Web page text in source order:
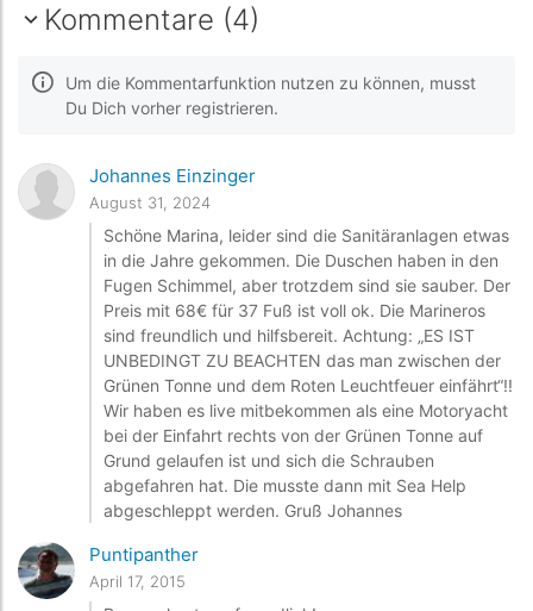
Kommentare (4)
Um die Kommentarfunktion nutzen zu können, musst
Du Dich vorher registrieren.
Johannes Einzinger
August 31, 2024
Schöne Marina, leider sind die Sanitäranlagen etwas
in die Jahre gekommen. Die Duschen haben in den
Fugen Schimmel, aber trotzdem sind sie sauber. Der
Preis mit 68€ für 37 Fuß ist voll ok. Die Marineros
sind freundlich und hilfsbereit. Achtung: „ES IST
UNBEDINGT ZU BEACHTEN das man zwischen der
Grünen Tonne und dem Roten Leuchtfeuer einfährt“!!
Wir haben es live mitbekommen als eine Motoryacht
bei der Einfahrt rechts von der Grünen Tonne auf
Grund gelaufen ist und sich die Schrauben
abgefahren hat. Die musste dann mit Sea Help
abgeschleppt werden. Gruß Johannes
Puntipanther
April 17, 2015